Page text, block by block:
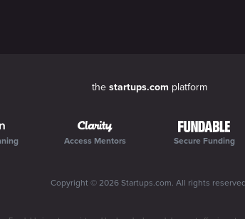
the startups.com platform
Access Mentors Secure Funding
Copyright © 2026 Startups.com. All rights